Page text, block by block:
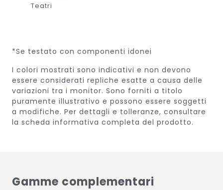
Teatri
*Se testato con componenti idonei
I colori mostrati sono indicativi e non devono
essere considerati repliche esatte a causa delle
variazioni tra i monitor. Sono forniti a titolo
puramente illustrativo e possono essere soggetti
a modifiche. Per dettagli e tolleranze, consultare
la scheda informativa completa del prodotto.
Gamme complementari